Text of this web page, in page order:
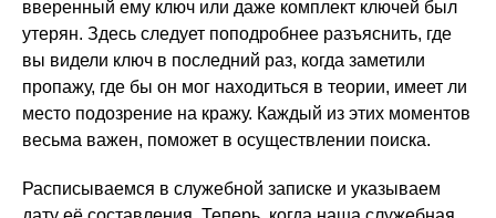
вверенный ему ключ или даже комплект ключей был
утерян. Здесь следует поподробнее разъяснить, где
вы видели ключ в последний раз, когда заметили
пропажу, где бы он мог находиться в теории, имеет ли
место подозрение на кражу. Каждый из этих моментов
весьма важен, поможет в осуществлении поиска.
Расписываемся в служебной записке и указываем